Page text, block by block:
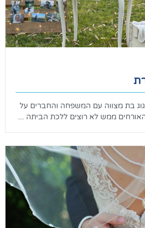
המשפחה והחברים על
רוצים ללכת הביתה ...